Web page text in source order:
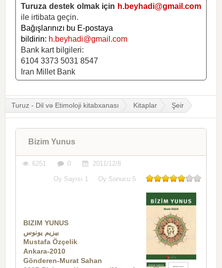
Turuza destek olmak için h.beyhadi@gmail.com
ile irtibata geçin.
Bağışlarınızı bu E-postaya
bildirin: h.beyhadi@gmail.com
Bank kart bilgileri:
6104 3373 5031 8547
Iran Millet Bank
Turuz - Dil və Etimoloji kitabxanası Kitaplar Şeir
Bizim Yunus
6251 0 2011/12/8
Oy Sayısı 1 Oy Sonucu 5
BIZIM YUNUS
بیزیم یونوس
Mustafa Özçelik
Ankara-2010
Gönderen-Murat Sahan